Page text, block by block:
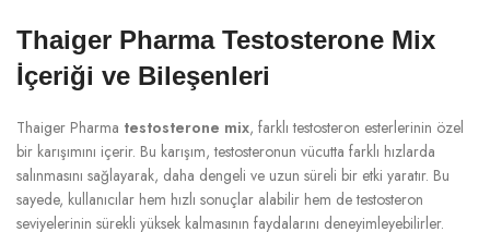
Thaiger Pharma Testosterone Mix
İçeriği ve Bileşenleri
Thaiger Pharma testosterone mix, farklı testosteron esterlerinin özel
bir karışımını içerir. Bu karışım, testosteronun vücutta farklı hızlarda
salınmasını sağlayarak, daha dengeli ve uzun süreli bir etki yaratır. Bu
sayede, kullanıcılar hem hızlı sonuçlar alabilir hem de testosteron
seviyelerinin sürekli yüksek kalmasının faydalarını deneyimleyebilirler.